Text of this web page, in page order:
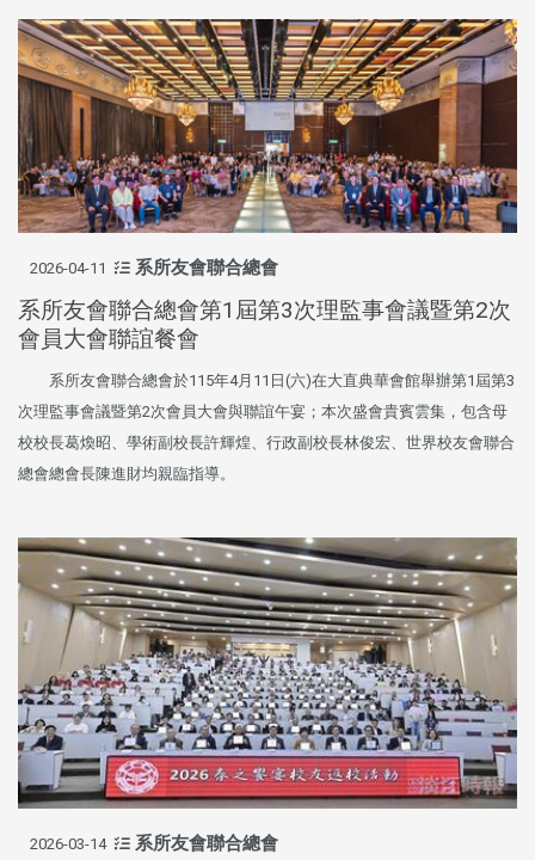
2026-04-11 系所友會聯合總會
系所友會聯合總會第1屆第3次理監事會議暨第2次
會員大會聯誼餐會
系所友會聯合總會於115年4月11日(六)在大直典華會館舉辦第1屆第3
次理監事會議暨第2次會員大會與聯誼午宴；本次盛會貴賓雲集，包含母
校校長葛煥昭、學術副校長許輝煌、行政副校長林俊宏、世界校友會聯合
總會總會長陳進財均親臨指導。
2026-03-14 系所友會聯合總會